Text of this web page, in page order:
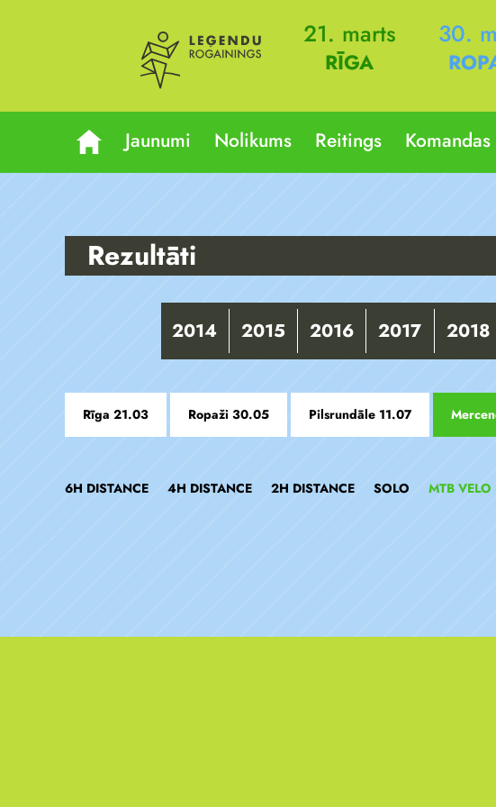
21. marts
RĪGA
30.
Jaunumi Nolikums Reitings Komandas
Rezultāti
2014 2015 2016 2017 2018
Rīga 21.03 Ropaži 30.05 Pilsrundāle 11.07
6H DISTANCE 4H DISTANCE 2H DISTANCE SOLO MTB VELO